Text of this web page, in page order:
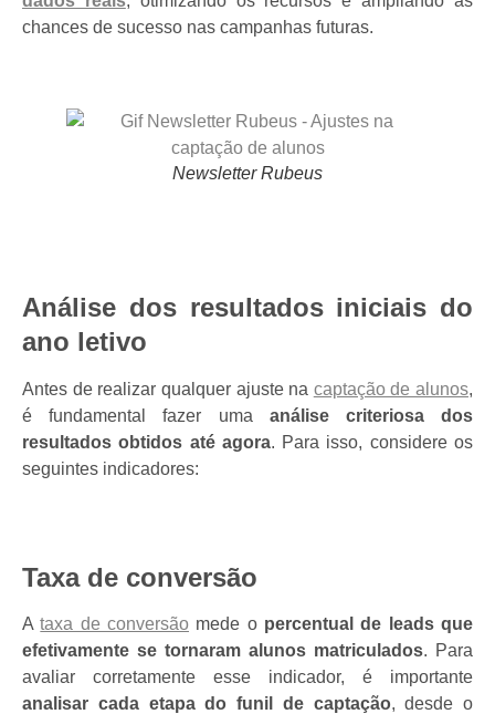
chances de sucesso nas campanhas futuras.
Newsletter Rubeus
Análise dos resultados iniciais do
ano letivo
Antes de realizar qualquer ajuste na captação de alunos,
é fundamental fazer uma análise criteriosa dos
resultados obtidos até agora. Para isso, considere os
seguintes indicadores:
Taxa de conversão
Ataxa de conversão mede o percentual de leads que
efetivamente se tornaram alunos matriculados. Para
avaliar corretamente esse indicador, é importante
analisar cada etapa do funil de captação, desde o